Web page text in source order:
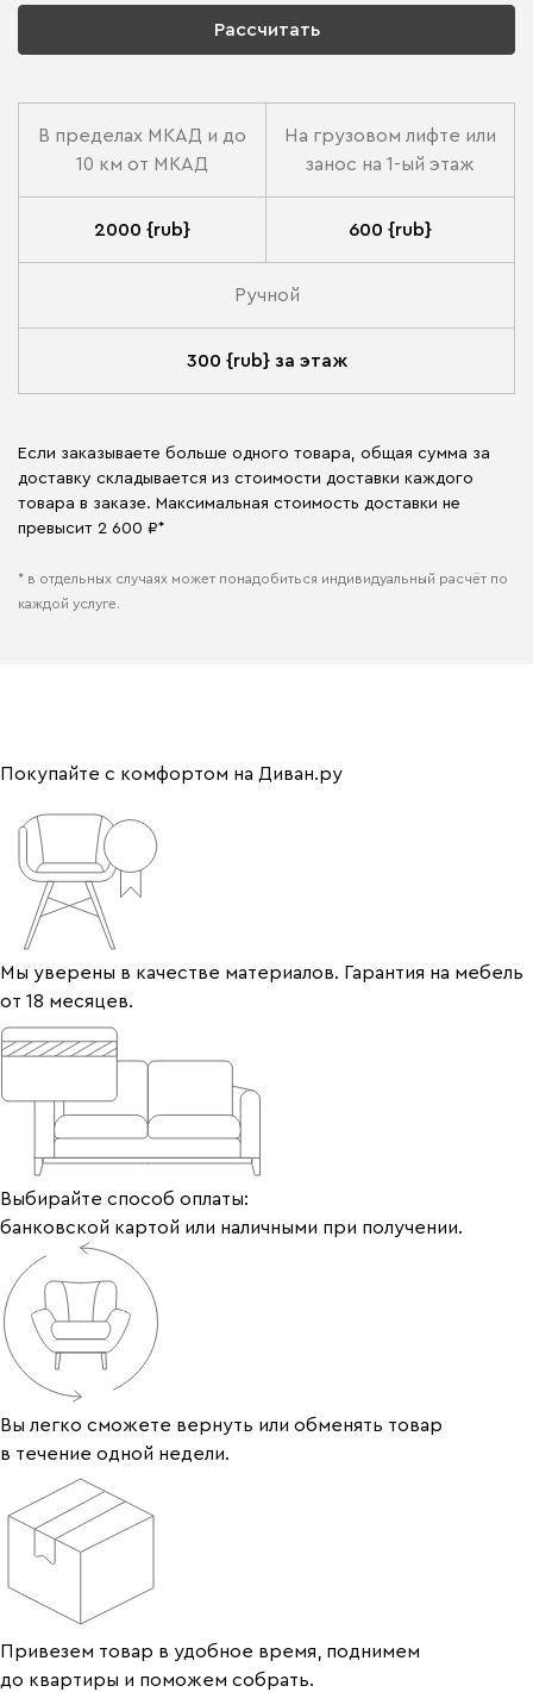
Рассчитать
В пределах МКАД и до
10 км от МКАД
На грузовом лифте или
занос на 1-ый этаж
2000 {rub} 600 {rub}
Ручной
300 {rub} за этаж
Если заказываете больше одного товара, общая сумма за
доставку складывается из стоимости доставки каждого
товара в заказе. Максимальная стоимость доставки не
превысит 2 600 ₽*
* в отдельных случаях может понадобиться индивидуальный расчёт по
каждой услуге.
Покупайте с комфортом на Диван.ру
Мы уверены в качестве материалов. Гарантия на мебель
от 18 месяцев.
Выбирайте способ оплаты:
банковской картой или наличными при получении.
Вы легко сможете вернуть или обменять товар
в течение одной недели.
Привезем товар в удобное время, поднимем
до квартиры и поможем собрать.